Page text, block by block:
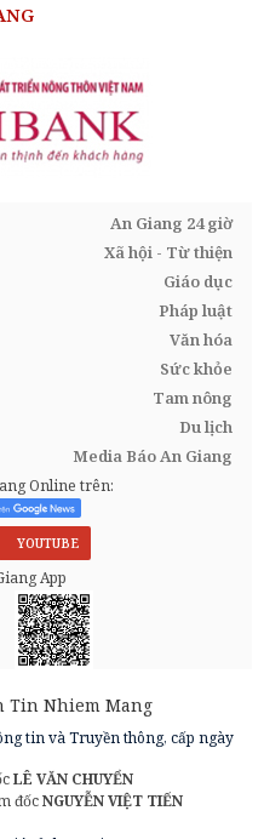
An Giang 24 giờ
Xã hội - Từ thiện
Giáo dục
Pháp luật
Văn hóa
Sức khỏe
Tam nông
Du lịch
Media Báo An Giang
Online trên:
YOUTUBE
App
tin và Truyền thông, cấp ngày
LÊ VĂN CHUYỂN
đốcNGUYỄN VIỆT TIẾN